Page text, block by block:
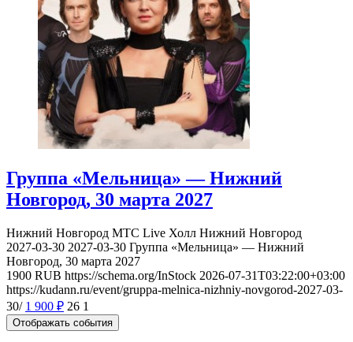
Группа «Мельница» — Нижний
Новгород, 30 марта 2027
Нижний Новгород МТС Live Холл Нижний Новгород
2027-03-30 2027-03-30 Группа «Мельница» — Нижний
Новгород, 30 марта 2027
1900 RUB https://schema.org/InStock 2026-07-31T03:22:00+03:00
https://kudann.ru/event/gruppa-melnica-nizhniy-novgorod-2027-03-
30/ 1 900 ₽ 26 1
Отображать события